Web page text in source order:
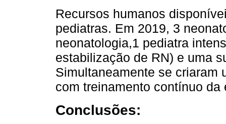
Recursos humanos
pediatras. Em 2019, 3
neonatologia,1 pediatra
estabilização de RN) e uma
Simultaneamente se criaram
com treinamento contínuo da
Conclusões: